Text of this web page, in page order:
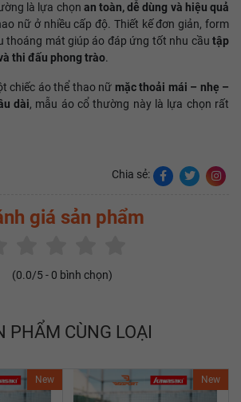
là lựa chọn an toàn, dễ dùng và hiệu quả
nữ ở nhiều cấp độ. Thiết kế đơn giản, form
thoáng mát giúp áo đáp ứng tốt nhu cầu tập
thi đấu phong trào.
chiếc áo thể thao nữ mặc thoải mái – nhẹ –
dài, mẫu áo cổ thường này là lựa chọn rất
Chia sẻ:
giá sản phẩm
(0.0/5 - 0 bình chọn)
PHẨM CÙNG LOẠI
New New